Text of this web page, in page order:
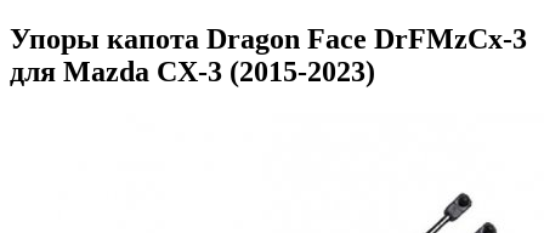
Упоры капота Dragon Face DrFMzCx-3
для Mazda CX-3 (2015-2023)